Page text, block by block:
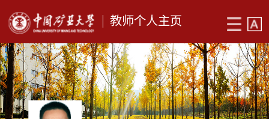
教师个人主页